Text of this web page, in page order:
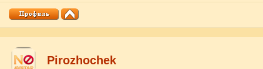
Pirozhochek